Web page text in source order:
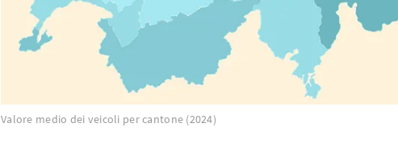
Valore medio dei veicoli per cantone (2024)